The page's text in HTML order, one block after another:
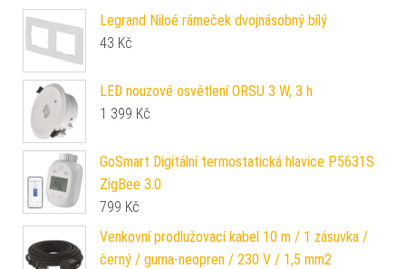
Legrand Niloé rámeček dvojnásobný bílý
43 Kč
LED nouzové osvětlení ORSU 3 W, 3 h
1 399 Kč
GoSmart Digitální termostatická hlavice P5631S
ZigBee 3.0
799 Kč
Venkovní prodlužovací kabel 10 m / 1 zásuvka /
černý / guma-neopren / 230 V / 1,5 mm2